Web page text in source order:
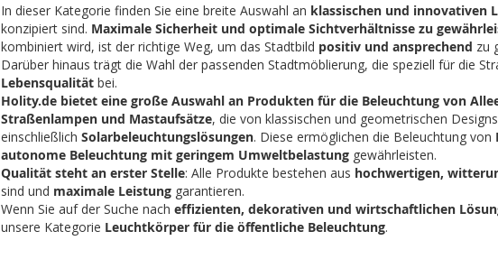
In dieser Kategorie finden Sie eine breite Auswahl an klassischen und innovativen
konzipiert sind. Maximale Sicherheit und optimale Sichtverhältnisse zu
kombiniert wird, ist der richtige Weg, um das Stadtbild positiv und ansprechend zu
Darüber hinaus trägt die Wahl der passenden Stadtmöblierung, die speziell für die
Lebensqualität bei.
Holity.de bietet eine große Auswahl an Produkten für die Beleuchtung von
Straßenlampen und Mastaufsätze, die von klassischen und geometrischen
einschließlichSolarbeleuchtungslösungen. Diese ermöglichen die Beleuchtung von
autonome Beleuchtung mit geringem Umweltbelastung gewährleisten.
Qualität steht an erster Stelle: Alle Produkte bestehen aus hochwertigen,
sind und maximale Leistung garantieren.
Wenn Sie auf der Suche nacheffizienten, dekorativen und wirtschaftlichen
unsere Kategorie Leuchtkörper für die öffentliche Beleuchtung.